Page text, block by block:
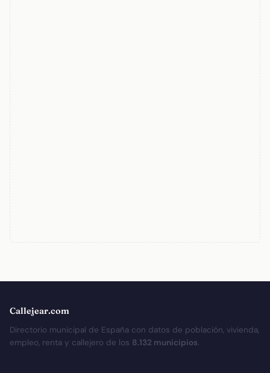
Callejear.com
Directorio municipal de España con datos de población, vivienda,
empleo, renta y callejero de los 8.132 municipios.